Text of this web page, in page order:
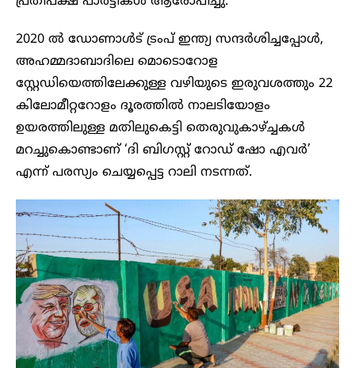
2020 ൽ ഡോണാൾട് ട്രംപ് ഇന്ത്യ സന്ദർശിച്ചപ്പോൾ,
അഹമ്മദാബാദിലെ മൊടൊറോള
സ്റ്റേഡിയെത്തിലേക്കുള്ള വഴിയുടെ ഇരുവശത്തും 22
കിലോമീറ്ററോളം ദൂരത്തിൽ നാലടിയോളം
ഉയരത്തിലുള്ള മതിലുകെട്ടി തെരുവുകാഴ്ച്ചകൾ
മറച്ചുകൊണ്ടാണ് ‘ദി ബിഗസ്റ്റ് റോഡ് ഷോ എവർ’
എന്ന് പരസ്യം ചെയ്യപ്പെട്ട റാലി നടന്നത്.